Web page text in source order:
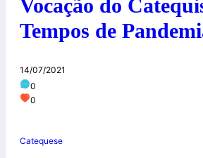
Vocação do
Tempos de
14/07/2021
0
0
Catequese